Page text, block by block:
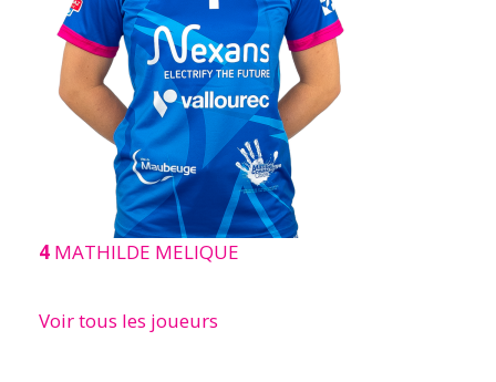
4 MATHILDE MELIQUE
Voir tous les joueurs